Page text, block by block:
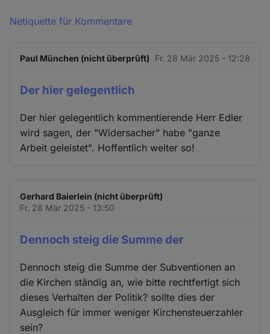
Netiquette für Kommentare
Paul München (nicht überprüft) Fr. 28 Mär 2025 - 12:28
Der hier gelegentlich
Der hier gelegentlich kommentierende Herr Edler
wird sagen, der "Widersacher" habe "ganze
Arbeit geleistet". Hoffentlich weiter so!
Gerhard Baierlein (nicht überprüft)
Fr. 28 Mär 2025 - 13:50
Dennoch steig die Summe der
Dennoch steig die Summe der Subventionen an
die Kirchen ständig an, wie bitte rechtfertigt sich
dieses Verhalten der Politik? sollte dies der
Ausgleich für immer weniger Kirchensteuerzahler
sein?